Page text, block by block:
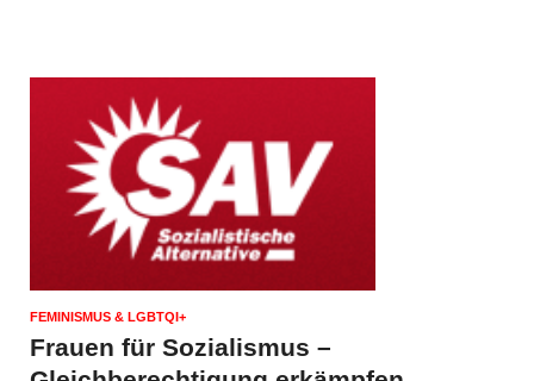
FEMINISMUS & LGBTQI+
Frauen für Sozialismus –